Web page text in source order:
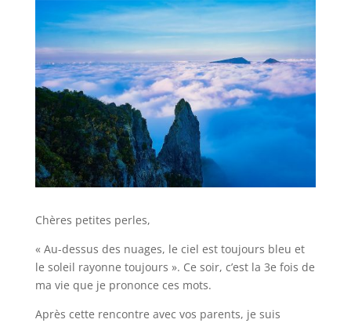
Chères petites perles,
« Au-dessus des nuages, le ciel est toujours bleu et
le soleil rayonne toujours ». Ce soir, c’est la 3e fois de
ma vie que je prononce ces mots.
Après cette rencontre avec vos parents, je suis